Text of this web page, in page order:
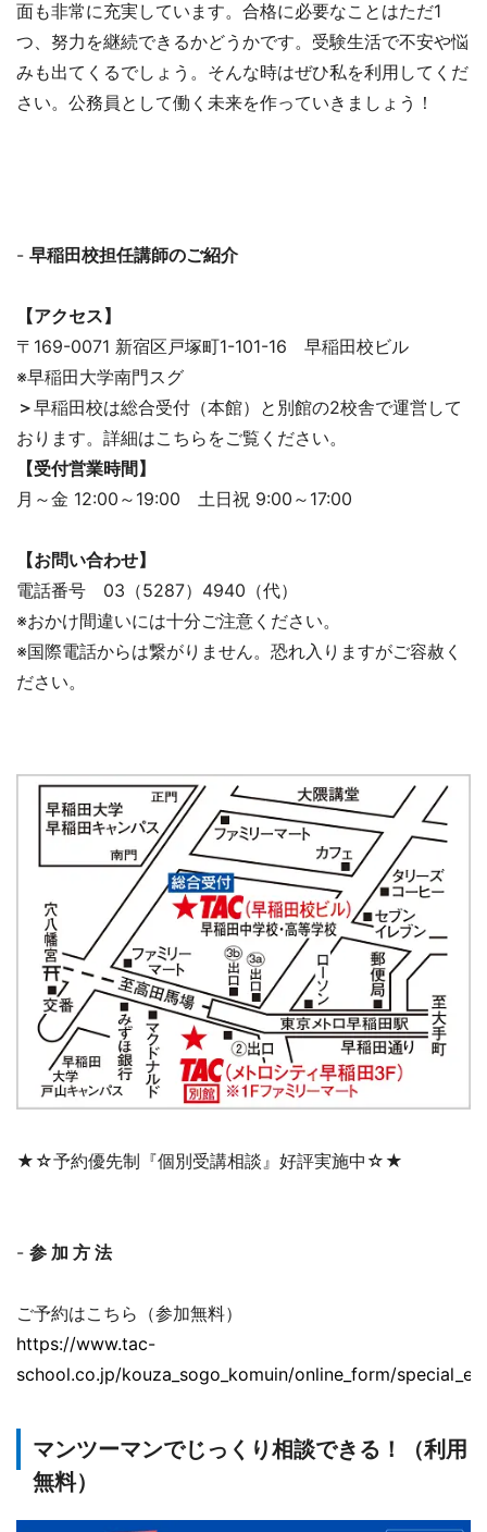
面も非常に充実しています。合格に必要なことはただ1
つ、努力を継続できるかどうかです。受験生活で不安や悩
みも出てくるでしょう。そんな時はぜひ私を利用してくだ
さい。公務員として働く未来を作っていきましょう！
- 早稲田校担任講師のご紹介
【アクセス】
〒169-0071 新宿区戸塚町1-101-16 早稲田校ビル
※早稲田大学南門スグ
＞早稲田校は総合受付（本館）と別館の2校舎で運営して
おります。詳細はこちらをご覧ください。
【受付営業時間】
月～金 12:00～19:00 土日祝 9:00～17:00
【お問い合わせ】
電話番号 03（5287）4940（代）
※おかけ間違いには十分ご注意ください。
※国際電話からは繋がりません。恐れ入りますがご容赦く
ださい。
★☆予約優先制『個別受講相談』好評実施中☆★
- 参 加 方 法
ご予約はこちら（参加無料）
https://www.tac-
school.co.jp/kouza_sogo_komuin/online_form/
マンツーマンでじっくり相談できる！（利用
無料）